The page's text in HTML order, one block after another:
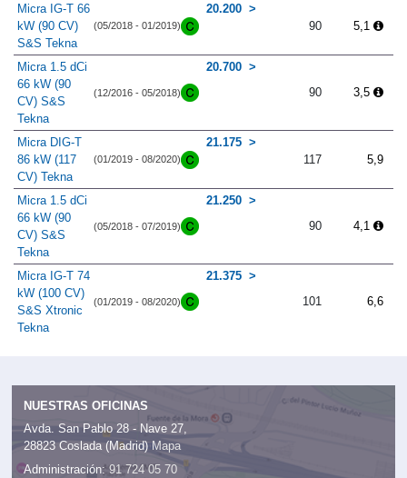
Micra IG-T 66
kW (90 CV)
S&S Tekna
(05/2018 - 01/2019)
20.200
90
5,1
Micra 1.5 dCi
66 kW (90
CV) S&S
Tekna
(12/2016 - 05/2018)
20.700
90
3,5
Micra DIG-T
86 kW (117
CV) Tekna
(01/2019 - 08/2020)
21.175
117
5,9
Micra 1.5 dCi
66 kW (90
CV) S&S
Tekna
(05/2018 - 07/2019)
21.250
90
4,1
Micra IG-T 74
kW (100 CV)
S&S Xtronic
Tekna
(01/2019 - 08/2020)
21.375
101
6,6
NUESTRAS OFICINAS
Avda. San Pablo 28 - Nave 27,
28823 Coslada (Madrid) Mapa
Administración: 91 724 05 70